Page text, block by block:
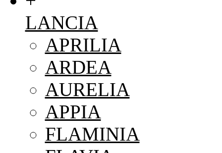
LANCIA
APRILIA
ARDEA
AURELIA
APPIA
FLAMINIA